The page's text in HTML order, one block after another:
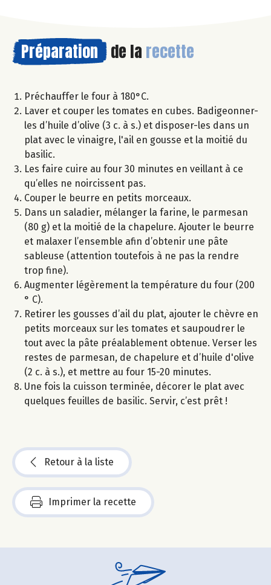
Préparation de la recette
Préchauffer le four à 180°C.
Laver et couper les tomates en cubes. Badigeonner-
les d’huile d’olive (3 c. à s.) et disposer-les dans un
plat avec le vinaigre, l'ail en gousse et la moitié du
basilic.
Les faire cuire au four 30 minutes en veillant à ce
qu’elles ne noircissent pas.
Couper le beurre en petits morceaux.
Dans un saladier, mélanger la farine, le parmesan
(80 g) et la moitié de la chapelure. Ajouter le beurre
et malaxer l’ensemble afin d’obtenir une pâte
sableuse (attention toutefois à ne pas la rendre
trop fine).
Augmenter légèrement la température du four (200
° C).
Retirer les gousses d’ail du plat, ajouter le chèvre en
petits morceaux sur les tomates et saupoudrer le
tout avec la pâte préalablement obtenue. Verser les
restes de parmesan, de chapelure et d’huile d'olive
(2 c. à s.), et mettre au four 15-20 minutes.
Une fois la cuisson terminée, décorer le plat avec
quelques feuilles de basilic. Servir, c’est prêt !
Retour à la liste
Imprimer la recette